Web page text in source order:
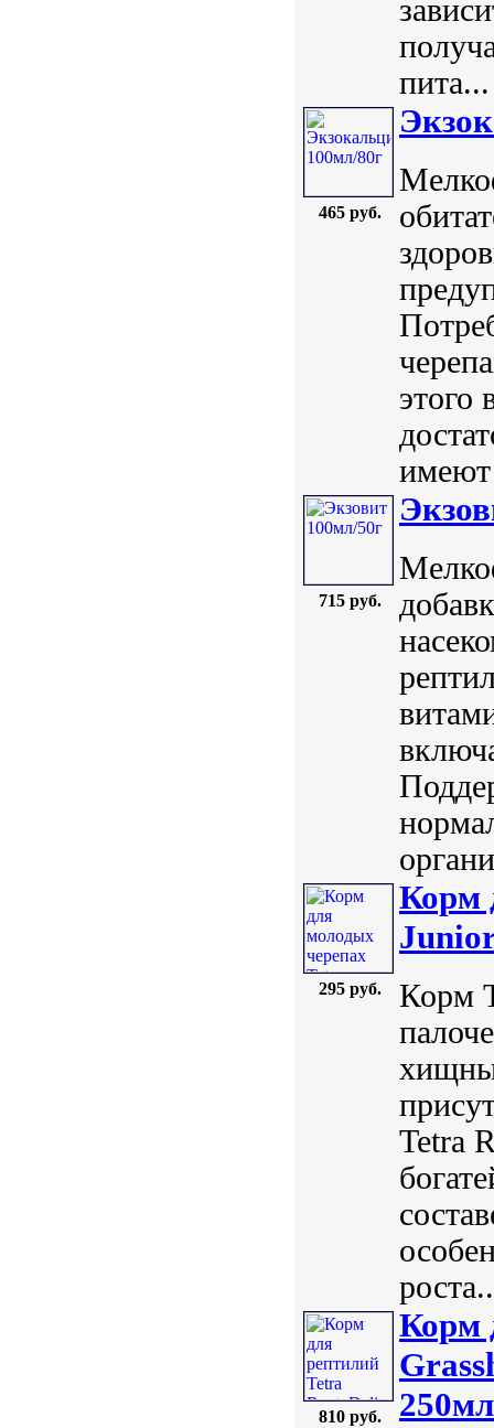
пита...
465 руб.
этого
715 руб.
295 руб.
Корм
Корм
Tetra
810 руб.
Корм
250мл